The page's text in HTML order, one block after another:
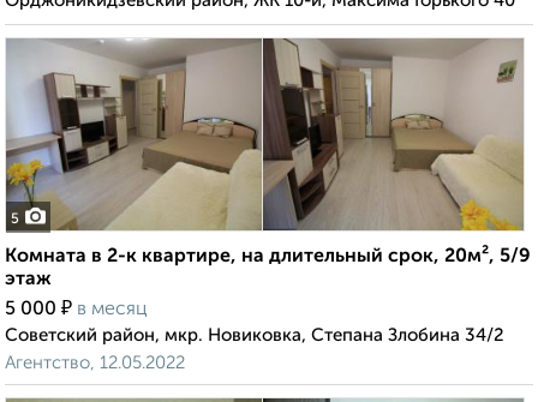
5
Комната в 2-к квартире, на длительный срок, 20м², 5/9
этаж
5 000 ₽ в месяц
Советский район, мкр. Новиковка, Степана Злобина 34/2
Агентство, 12.05.2022